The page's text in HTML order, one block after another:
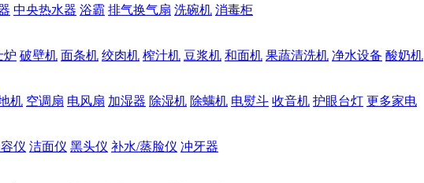
中央热水器 浴霸 排气换气扇 洗碗机 消毒柜
炉 破壁机 面条机 绞肉机 榨汁机 豆浆机 和面机 果蔬清洗机 净水设备 酸奶机
机 空调扇 电风扇 加湿器 除湿机 除螨机 电熨斗 收音机 护眼台灯 更多家电
仪 洁面仪 黑头仪 补水/蒸脸仪 冲牙器